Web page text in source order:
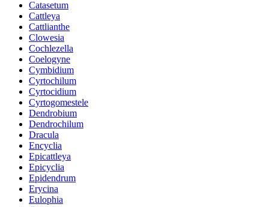
Catasetum
Cattleya
Cattlianthe
Clowesia
Cochlezella
Coelogyne
Cymbidium
Cyrtochilum
Cyrtocidium
Cyrtogomestele
Dendrobium
Dendrochilum
Dracula
Encyclia
Epicattleya
Epicyclia
Epidendrum
Erycina
Eulophia